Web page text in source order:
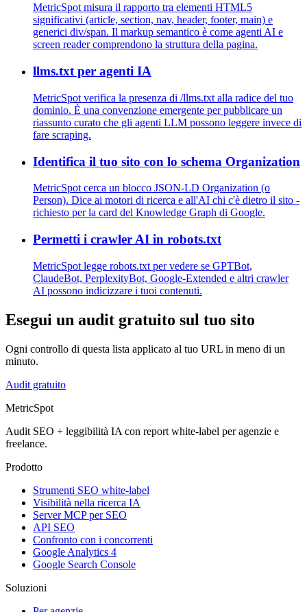
MetricSpot misura il rapporto tra elementi HTML5
significativi (article, section, nav, header, footer, main) e
generici div/span. Il markup semantico è come agenti AI e
screen reader comprendono la struttura della pagina.
llms.txt per agenti IA
MetricSpot verifica la presenza di /llms.txt alla radice del tuo
dominio. È una convenzione emergente per pubblicare un
riassunto curato che gli agenti LLM possono leggere invece di
fare scraping.
Identifica il tuo sito con lo schema Organization
MetricSpot cerca un blocco JSON-LD Organization (o
Person). Dice ai motori di ricerca e all'AI chi c'è dietro il sito -
richiesto per la card del Knowledge Graph di Google.
Permetti i crawler AI in robots.txt
MetricSpot legge robots.txt per vedere se GPTBot,
ClaudeBot, PerplexityBot, Google-Extended e altri crawler
AI possono indicizzare i tuoi contenuti.
Esegui un audit gratuito sul tuo sito
Ogni controllo di questa lista applicato al tuo URL in meno di un
minuto.
Audit gratuito
MetricSpot
Audit SEO + leggibilità IA con report white-label per agenzie e
freelance.
Prodotto
Strumenti SEO white-label
Visibilità nella ricerca IA
Server MCP per SEO
API SEO
Confronto con i concorrenti
Google Analytics 4
Google Search Console
Soluzioni